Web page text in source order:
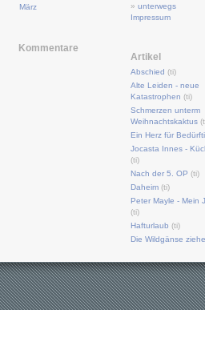
März
Kommentare
» unterwegs
Impressum
Artikel
Abschied (ti)
Alte Leiden - neue
Katastrophen (ti)
Schmerzen unterm
Weihnachtskaktus
Ein Herz für
Jocasta Innes -
(ti)
Nach der 5. OP (ti)
Daheim (ti)
Peter Mayle - Mein
(ti)
Hafturlaub (ti)
Die Wildgänse